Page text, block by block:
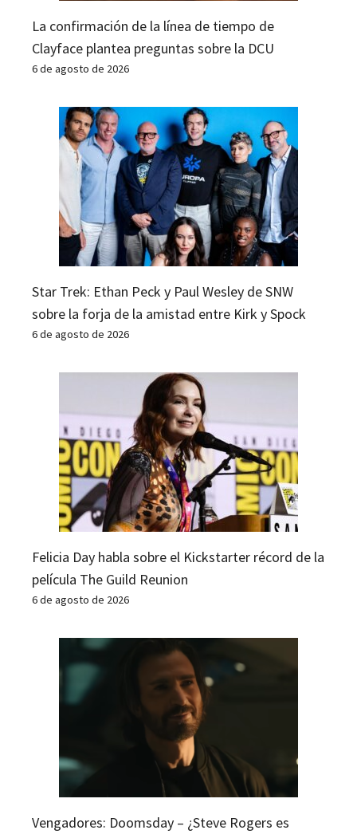
La confirmación de la línea de tiempo de
Clayface plantea preguntas sobre la DCU
6 de agosto de 2026
Star Trek: Ethan Peck y Paul Wesley de SNW
sobre la forja de la amistad entre Kirk y Spock
6 de agosto de 2026
Felicia Day habla sobre el Kickstarter récord de la
película The Guild Reunion
6 de agosto de 2026
Vengadores: Doomsday – ¿Steve Rogers es